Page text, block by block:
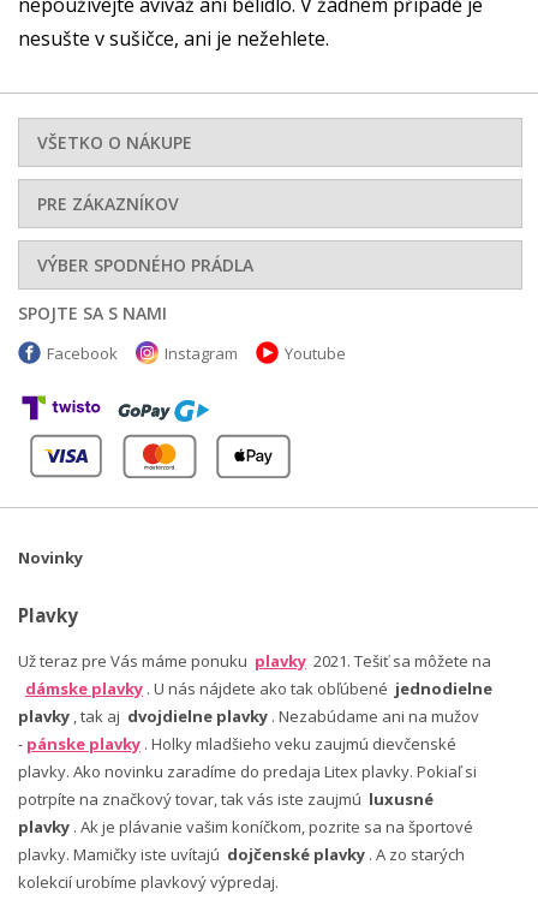
nesušte v sušičce, ani je nežehlete.
VŠETKO O NÁKUPE
PRE ZÁKAZNÍKOV
VÝBER SPODNÉHO PRÁDLA
SPOJTE SA S NAMI
Facebook Instagram Youtube
Novinky
Plavky
Už teraz pre Vás máme ponuku plavky 2021. Tešiť sa môžete na
dámske plavky . U nás nájdete ako tak obľúbené jednodielne
plavky , tak aj dvojdielne plavky . Nezabúdame ani na mužov
- pánske plavky . Holky mladšieho veku zaujmú dievčenské
plavky. Ako novinku zaradíme do predaja Litex plavky. Pokiaľ si
potrpíte na značkový tovar, tak vás iste zaujmú luxusné
plavky . Ak je plávanie vašim koníčkom, pozrite sa na športové
plavky. Mamičky iste uvítajú dojčenské plavky . A zo starých
kolekcií urobíme plavkový výpredaj.